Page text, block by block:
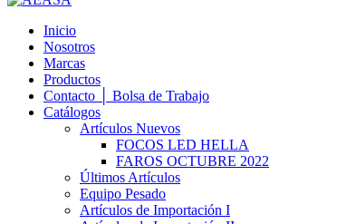
Inicio
Nosotros
Marcas
Productos
Contacto │ Bolsa de Trabajo
Catálogos
Artículos Nuevos
FOCOS LED HELLA
FAROS OCTUBRE 2022
Últimos Artículos
Equipo Pesado
Artículos de Importación I